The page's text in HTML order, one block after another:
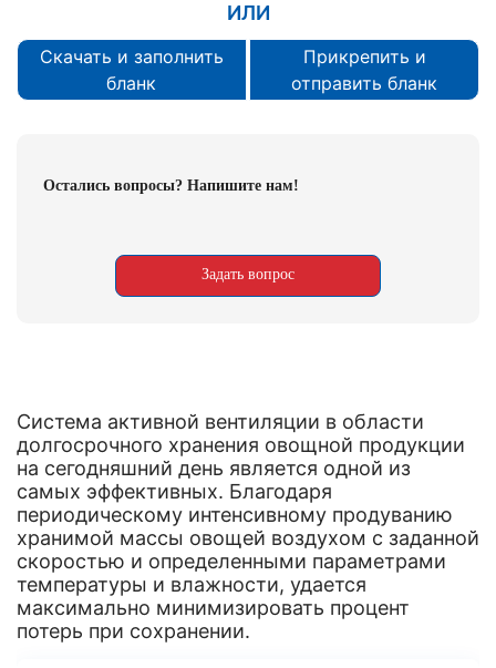
Система активной вентиляции в области
долгосрочного хранения овощной продукции
на сегодняшний день является одной из
самых эффективных. Благодаря
периодическому интенсивному продуванию
хранимой массы овощей воздухом с заданной
скоростью и определенными параметрами
температуры и влажности, удается
максимально минимизировать процент
потерь при сохранении.
ИЛИ
Скачать и заполнить
бланк
Прикрепить и
отправить бланк
Остались вопросы? Напишите нам!
Задать вопрос